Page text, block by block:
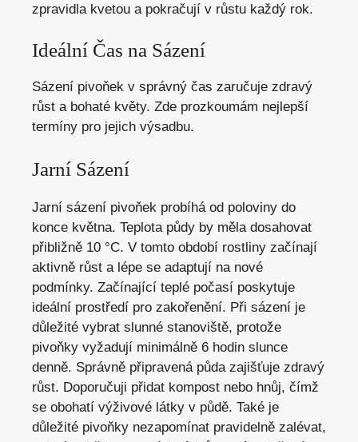
zpravidla kvetou a pokračují v růstu každý rok.
Ideální Čas na Sázení
Sázení pivoňek v správný čas zaručuje zdravý
růst a bohaté květy. Zde prozkoumám nejlepší
termíny pro jejich výsadbu.
Jarní Sázení
Jarní sázení pivoňek probíhá od poloviny do
konce května. Teplota půdy by měla dosahovat
přibližně 10 °C. V tomto období rostliny začínají
aktivně růst a lépe se adaptují na nové
podmínky. Začínající teplé počasí poskytuje
ideální prostředí pro zakořenění. Při sázení je
důležité vybrat slunné stanoviště, protože
pivoňky vyžadují minimálně 6 hodin slunce
denně. Správně připravená půda zajišťuje zdravý
růst. Doporučuji přidat kompost nebo hnůj, čímž
se obohatí výživové látky v půdě. Také je
důležité pivoňky nezapomínat pravidelně zalévat,